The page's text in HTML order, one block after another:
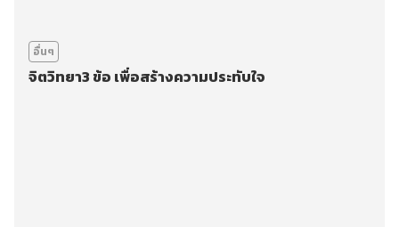
อื่นๆ
จิตวิทยา3 ข้อ เพื่อสร้างความประทับใจ